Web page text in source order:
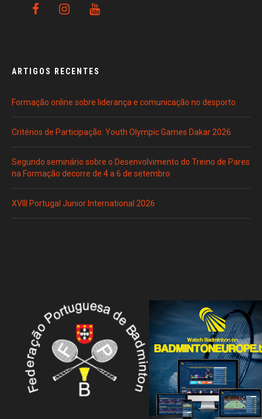
ARTIGOS RECENTES
Formação online sobre liderança e comunicação no desporto
Critérios de Participação: Youth Olympic Games Dakar 2026
Segundo seminário sobre o Desenvolvimento do Treino de Pares
na Formação decorre de 4 a 6 de setembro
XVIII Portugal Junior International 2026